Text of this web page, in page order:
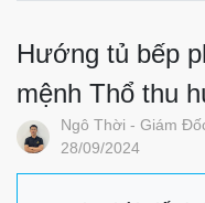
Hướng tủ bếp
mệnh Thổ thu
Ngô Thời - Giám
28/09/2024